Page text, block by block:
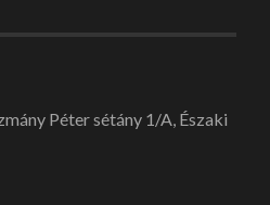
Péter sétány 1/A, Északi